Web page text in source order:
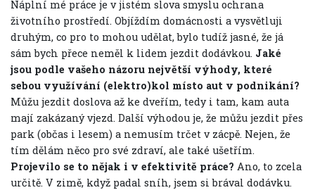
Náplní mé práce je v jistém slova smyslu ochrana
životního prostředí. Objíždím domácnosti a vysvětluji
druhým, co pro to mohou udělat, bylo tudíž jasné, že já
sám bych přece neměl k lidem jezdit dodávkou. Jaké
jsou podle vašeho názoru největší výhody, které
sebou využívání (elektro)kol místo aut v podnikání?
Můžu jezdit doslova až ke dveřím, tedy i tam, kam auta
mají zakázaný vjezd. Další výhodou je, že můžu jezdit přes
park (občas i lesem) a nemusím trčet v zácpě. Nejen, že
tím dělám něco pro své zdraví, ale také ušetřím.
Projevilo se to nějak i v efektivitě práce? Ano, to zcela
určitě. V zimě, když padal sníh, jsem si brával dodávku.